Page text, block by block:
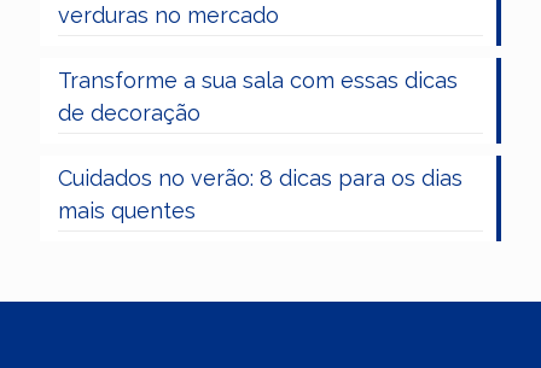
verduras no mercado
Transforme a sua sala com essas dicas
de decoração
Cuidados no verão: 8 dicas para os dias
mais quentes